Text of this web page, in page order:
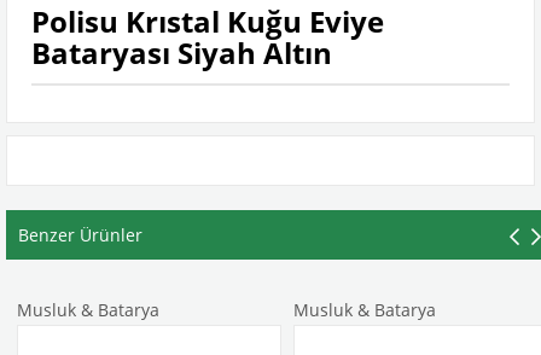
Polisu Krıstal Kuğu Eviye
Bataryası Siyah Altın
Benzer Ürünler
Musluk & Batarya Musluk & Batarya